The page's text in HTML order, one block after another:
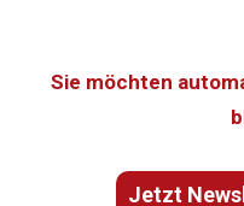
Sie möchten
Jetzt